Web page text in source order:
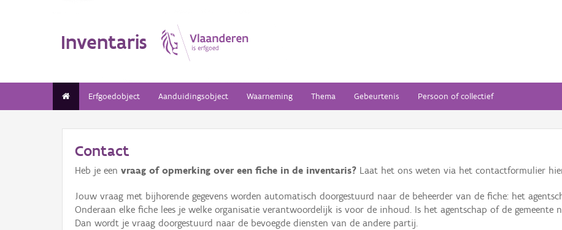
Inventaris
Erfgoedobject Aanduidingsobject Waarneming Thema Gebeurtenis Persoon of collectief
Contact
Heb je een vraag of opmerking over een fiche in de inventaris? Laat het ons weten via het contactformulier
Jouw vraag met bijhorende gegevens worden automatisch doorgestuurd naar de beheerder van de fiche: het
Onderaan elke fiche lees je welke organisatie verantwoordelijk is voor de inhoud. Is het agentschap of de
Dan wordt je vraag doorgestuurd naar de bevoegde diensten van de andere partij.